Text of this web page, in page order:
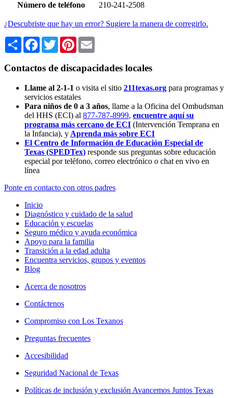
Número de teléfono
210-241-2508
¿Descubriste que hay un error? Sugiere la manera de corregirlo.
Share Facebook
TwitterPinterest
Contactos de discapacidades locales
Llame al 2-1-1 o visita el sitio 211texas.org para programas y
servicios estatales
Para niños de 0 a 3 años, llame a la Oficina del Ombudsman
del HHS (ECI) al 877-787-8999, encuentre aquí su
programa más cercano de ECI (Intervención Temprana en
la Infancia), y Aprenda más sobre ECI
El Centro de Información de Educación Especial de
Texas (SPEDTex) responde sus preguntas sobre educación
especial por teléfono, correo electrónico o chat en vivo en
línea
Ponte en contacto con otros padres
Inicio
Diagnóstico y cuidado de la salud
Educación y escuelas
Seguro médico y ayuda económica
Apoyo para la familia
Transición a la edad adulta
Encuentra servicios, grupos y eventos
Blog
Acerca de nosotros
Contáctenos
Compromiso con Los Texanos
Preguntas frecuentes
Accesibilidad
Seguridad Nacional de Texas
Políticas de inclusión y exclusión Avancemos Juntos Texas